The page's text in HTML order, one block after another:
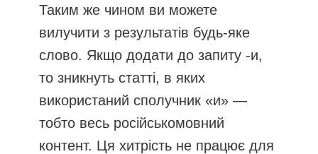
Таким же чином ви можете
вилучити з результатів будь-яке
слово. Якщо додати до запиту -и,
то зникнуть статті, в яких
використаний сполучник «и» —
тобто весь російськомовний
контент. Ця хитрість не працює для